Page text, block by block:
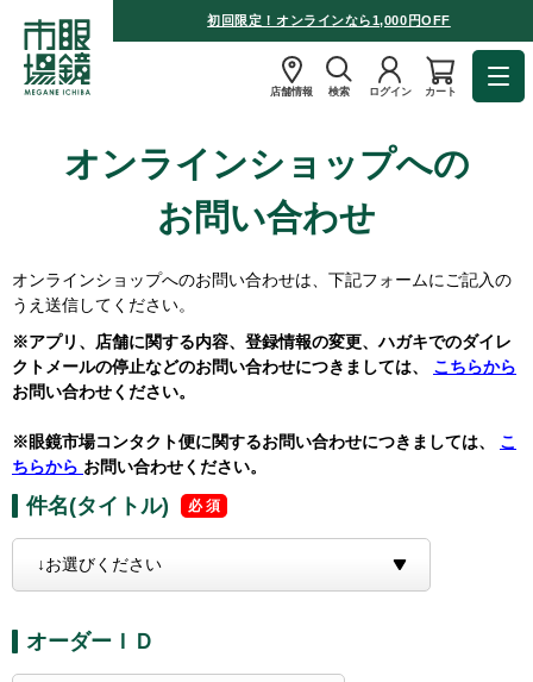
初回限定！オンラインなら1,000円OFF
店舗情報 検索 ログイン カート
オンラインショップへの
お問い合わせ
オンラインショップへのお問い合わせは、下記フォームにご記入の
うえ送信してください。
※アプリ、店舗に関する内容、登録情報の変更、ハガキでのダイレ
クトメールの停止などのお問い合わせにつきましては、 こちらから
お問い合わせください。
※眼鏡市場コンタクト便に関するお問い合わせにつきましては、 こ
ちらから お問い合わせください。
件名(タイトル)
オーダーＩＤ